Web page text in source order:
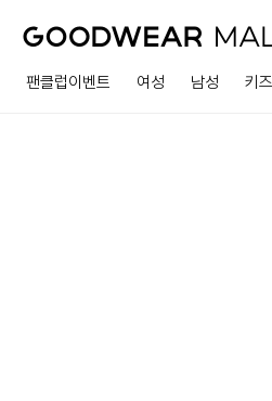
팬클럽이벤트 여성 남성 키즈